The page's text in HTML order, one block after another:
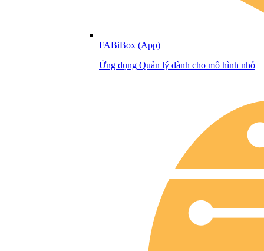
FABiBox (App)
Ứng dụng Quản lý dành cho mô hình nhỏ